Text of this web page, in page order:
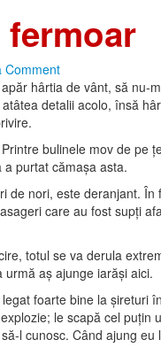
Comment
hârtia de vânt, să
detalii acolo, însă
bulinele mov de
purtat cămaşa asta.
de nori, este deranjant.
care au fost supţi
totul se va derula
aş ajunge iarăşi aici.
foarte bine la
le scapă cel
l cunosc. Când ajung